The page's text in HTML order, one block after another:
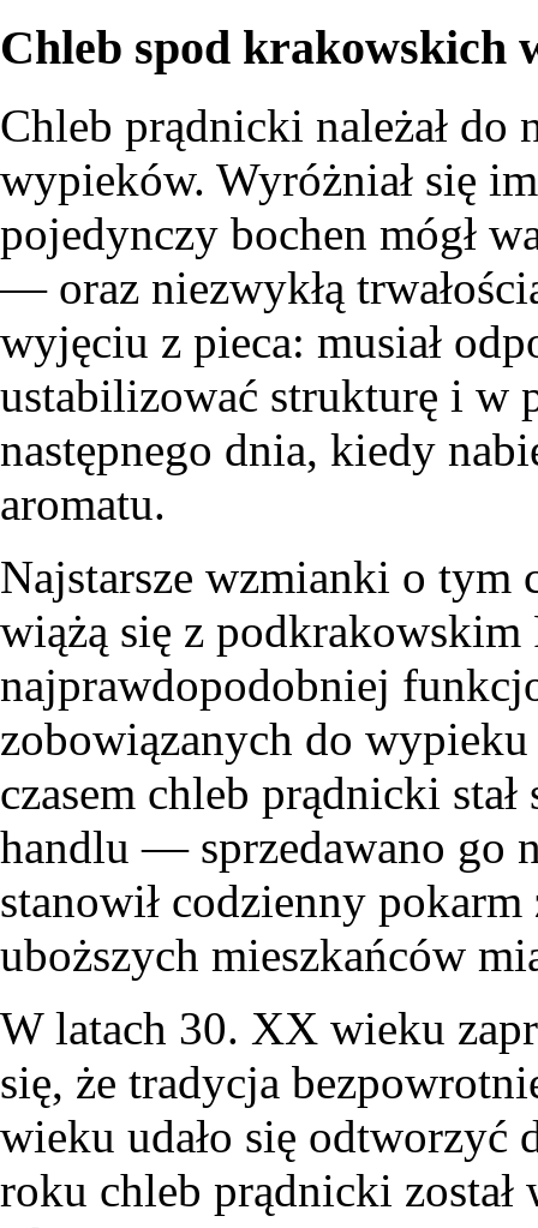
Chleb spod krakowskich
Chleb prądnicki należał
wypieków. Wyróżniał się
pojedynczy bochen mógł
— oraz niezwykłą
wyjęciu z pieca: musiał
ustabilizować strukturę i w
następnego dnia, kiedy
aromatu.
Najstarsze wzmianki o
wiążą się z
najprawdopodobniej
zobowiązanych do
czasem chleb prądnicki
handlu — sprzedawano go
stanowił codzienny
uboższych mieszkańców
W latach 30. XX wieku
się, że tradycja
wieku udało się odtworzyć
roku chleb prądnicki